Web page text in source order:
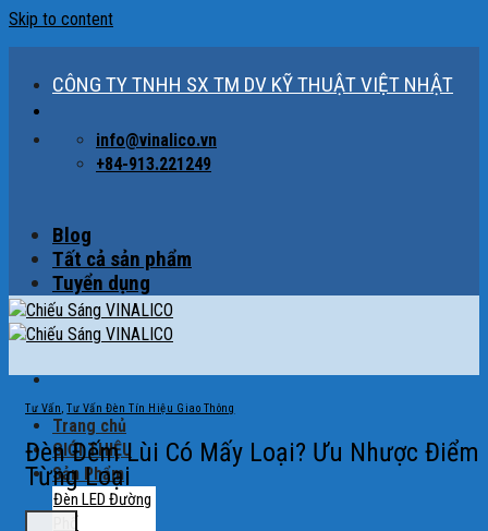
Skip to content
CÔNG TY TNHH SX TM DV KỸ THUẬT VIỆT NHẬT
info@vinalico.vn
+84-913.221249
Blog
Tất cả sản phẩm
Tuyển dụng
Trang chủ
GIỚI THIỆU
Sản Phẩm
Đèn LED Đường
Phố
Tư Vấn ,Tư Vấn Đèn Tín Hiệu Giao Thông
Đèn Đếm Lùi Có Mấy Loại? Ưu Nhược Điểm
Từng Loại